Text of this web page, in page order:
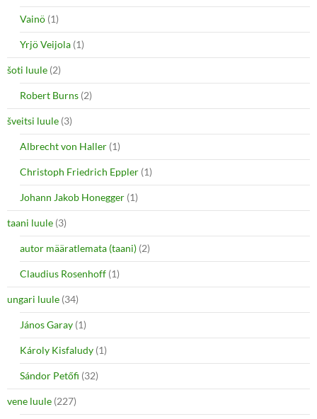
Vainö (1)
Yrjö Veijola (1)
šoti luule (2)
Robert Burns (2)
šveitsi luule (3)
Albrecht von Haller (1)
Christoph Friedrich Eppler (1)
Johann Jakob Honegger (1)
taani luule (3)
autor määratlemata (taani) (2)
Claudius Rosenhoff (1)
ungari luule (34)
János Garay (1)
Károly Kisfaludy (1)
Sándor Petőfi (32)
vene luule (227)